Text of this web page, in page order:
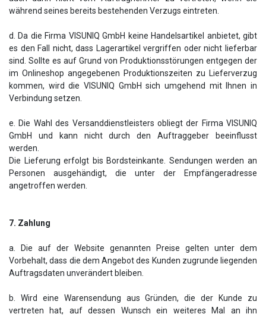
während seines bereits bestehenden Verzugs eintreten.
d. Da die Firma VISUNIQ GmbH keine Handelsartikel anbietet, gibt
es den Fall nicht, dass Lagerartikel vergriffen oder nicht lieferbar
sind. Sollte es auf Grund von Produktionsstörungen entgegen der
im Onlineshop angegebenen Produktionszeiten zu Lieferverzug
kommen, wird die VISUNIQ GmbH sich umgehend mit Ihnen in
Verbindung setzen.
e. Die Wahl des Versanddienstleisters obliegt der Firma VISUNIQ
GmbH und kann nicht durch den Auftraggeber beeinflusst
werden.
Die Lieferung erfolgt bis Bordsteinkante. Sendungen werden an
Personen ausgehändigt, die unter der Empfängeradresse
angetroffen werden.
7. Zahlung
a. Die auf der Website genannten Preise gelten unter dem
Vorbehalt, dass die dem Angebot des Kunden zugrunde liegenden
Auftragsdaten unverändert bleiben.
b. Wird eine Warensendung aus Gründen, die der Kunde zu
vertreten hat, auf dessen Wunsch ein weiteres Mal an ihn